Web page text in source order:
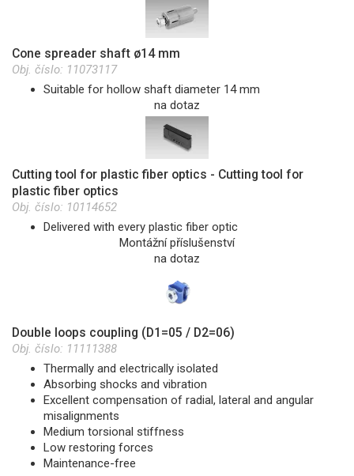
Cone spreader shaft ø14 mm
Obj. číslo: 11073117
Suitable for hollow shaft diameter 14 mm
na dotaz
Cutting tool for plastic fiber optics - Cutting tool for
plastic fiber optics
Obj. číslo: 10114652
Delivered with every plastic fiber optic
Montážní příslušenství
na dotaz
Double loops coupling (D1=05 / D2=06)
Obj. číslo: 11111388
Thermally and electrically isolated
Absorbing shocks and vibration
Excellent compensation of radial, lateral and angular
misalignments
Medium torsional stiffness
Low restoring forces
Maintenance-free